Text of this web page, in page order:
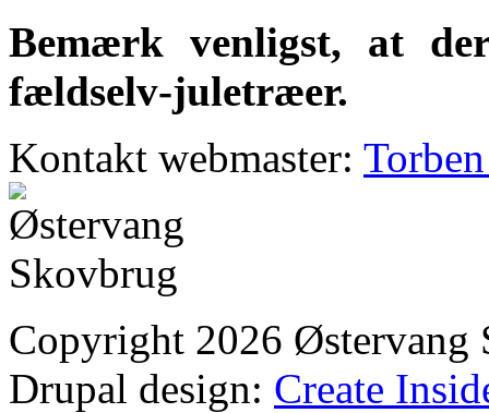
Bemærk venligst, at
fældselv-juletræer.
Kontakt webmaster:
Copyright 2026 Østervang
Drupal design: Create